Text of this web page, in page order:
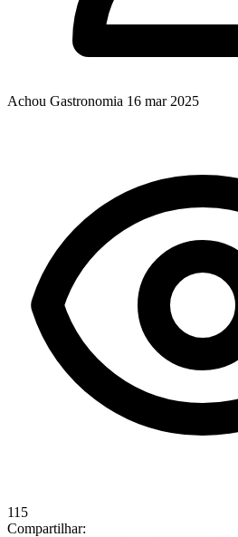
Achou Gastronomia 16 mar 2025
115
Compartilhar: